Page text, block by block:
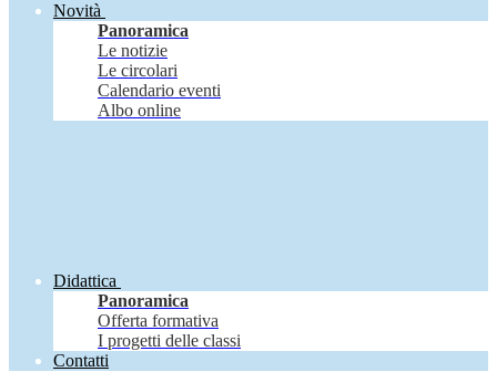
Novità
Panoramica
Le notizie
Le circolari
Calendario eventi
Albo online
Didattica
Panoramica
Offerta formativa
I progetti delle classi
Contatti